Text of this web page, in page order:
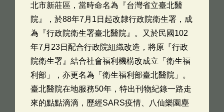
北市新莊區，當時命名為『台灣省立臺北醫
院』，於88年7月1日起改隸行政院衛生署，成
為『行政院衛生署臺北醫院』。又於民國102
年7月23日配合行政院組織改造，將原『行政
院衛生署』結合社會福利機構改成立「衛生福
利部」，亦更名為「衛生福利部臺北醫院」。
臺北醫院在地服務50年，特出刊物紀錄一路走
來的點點滴滴，歷經SARS疫情、八仙樂園塵